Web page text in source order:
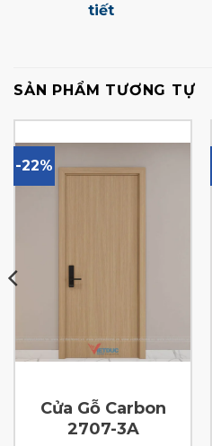
tiết
SẢN PHẨM TƯƠNG TỰ
-22%
Cửa Gỗ Carbon
2707-3A